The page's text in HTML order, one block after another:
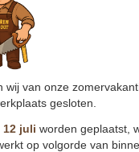
wij van onze
gesloten.
12 juli worden geplaatst,
op volgorde van